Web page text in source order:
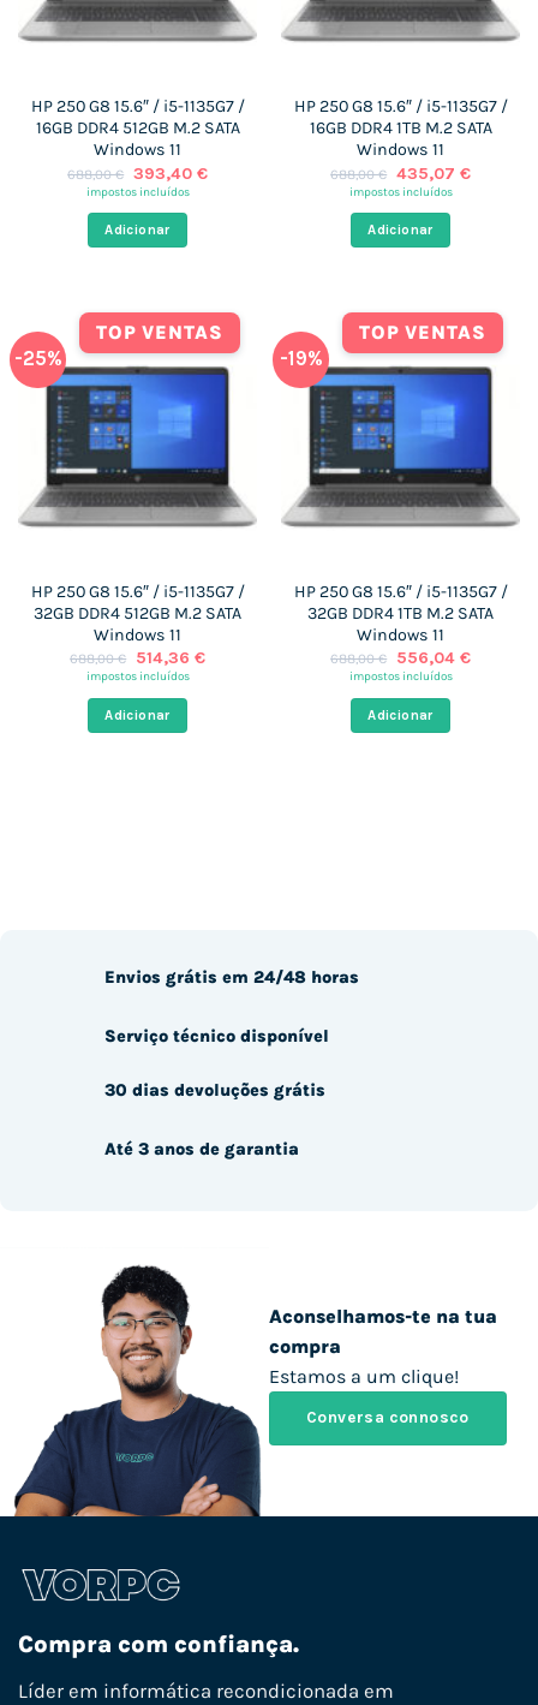
HP 250 G8 15.6″ / i5-1135G7 /
16GB DDR4 512GB M.2 SATA
Windows 11
688,00€ O
preço
era:
688,00 €.
393,40 €O
impostos incluídos
Adicionar
HP 250 G8 15.6″ / i5-1135G7 /
16GB DDR4 1TB M.2 SATA
Windows 11
688,00€ O
preço
era:
688,00 €.
435,07 €O
impostos incluídos
Adicionar
-25%
TOP VENTAS
HP 250 G8 15.6″ / i5-1135G7 /
32GB DDR4 512GB M.2 SATA
Windows 11
688,00€
O
preço
era:
688,00 €.
514,36 €O
impostos incluídos
Adicionar
-19%
TOP VENTAS
HP 250 G8 15.6″ / i5-1135G7 /
32GB DDR4 1TB M.2 SATA
Windows 11
688,00€
O
preço
era:
688,00 €.
556,04 €O
impostos incluídos
Adicionar
Aconselhamos-te na tua
compra
Estamos a um clique!
Conversa connosco
Envios grátis em 24/48 horas
Serviço técnico disponível
30 dias devoluções grátis
Até 3 anos de garantia
Compra com confiança.
Líder em informática recondicionada em